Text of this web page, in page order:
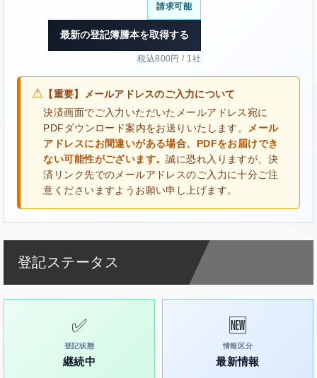
請求可能
最新の登記簿謄本を取得する
税込800円 / 1社
⚠ 【重要】メールアドレスのご入力について
決済画面でご入力いただいたメールアドレス宛に
PDFダウンロード案内をお送りいたします。
メール
アドレスにお間違いがある場合、PDFをお届けでき
ない可能性がございます。誠に恐れ入りますが、決
済リンク先でのメールアドレスのご入力に十分ご注
意くださいますようお願い申し上げます。
登記ステータス
✅
登記状態
継続中
🆕
情報区分
最新情報